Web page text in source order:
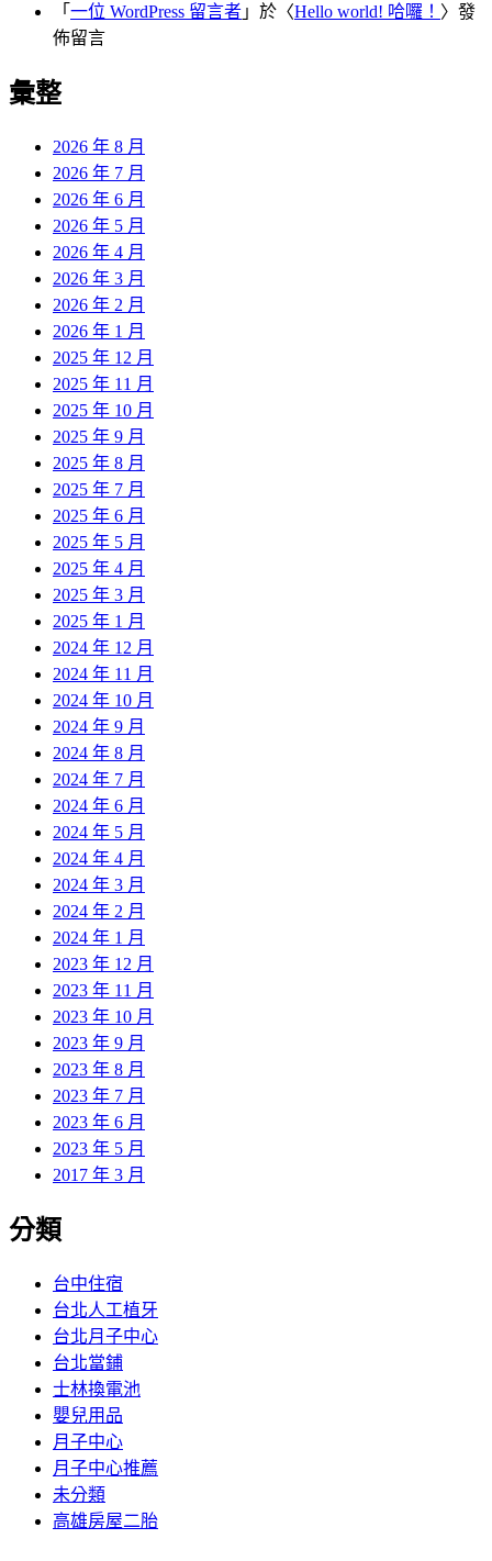
「 一位 WordPress 留言者 」於〈Hello world! 哈囉！ 〉發
佈留言
彙整
2026 年 8 月
2026 年 7 月
2026 年 6 月
2026 年 5 月
2026 年 4 月
2026 年 3 月
2026 年 2 月
2026 年 1 月
2025 年 12 月
2025 年 11 月
2025 年 10 月
2025 年 9 月
2025 年 8 月
2025 年 7 月
2025 年 6 月
2025 年 5 月
2025 年 4 月
2025 年 3 月
2025 年 1 月
2024 年 12 月
2024 年 11 月
2024 年 10 月
2024 年 9 月
2024 年 8 月
2024 年 7 月
2024 年 6 月
2024 年 5 月
2024 年 4 月
2024 年 3 月
2024 年 2 月
2024 年 1 月
2023 年 12 月
2023 年 11 月
2023 年 10 月
2023 年 9 月
2023 年 8 月
2023 年 7 月
2023 年 6 月
2023 年 5 月
2017 年 3 月
分類
台中住宿
台北人工植牙
台北月子中心
台北當鋪
士林換電池
嬰兒用品
月子中心
月子中心推薦
未分類
高雄房屋二胎